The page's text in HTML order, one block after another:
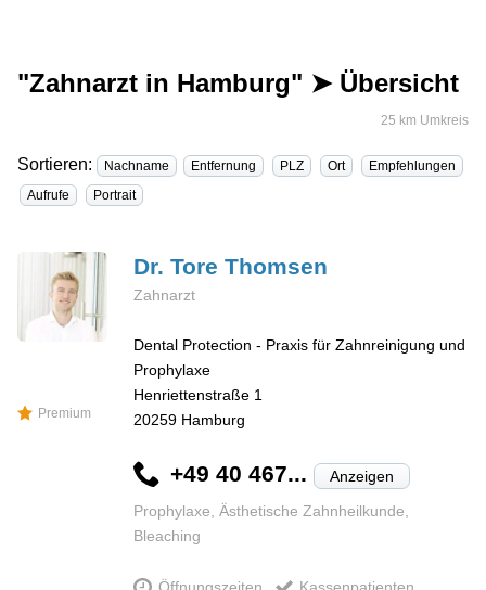
"Zahnarzt in Hamburg" ➤ Übersicht
25 km Umkreis
Sortieren: Nachname Entfernung PLZ Ort
Empfehlungen
Aufrufe
Portrait
Premium
Dr. ToreThomsen
Zahnarzt
Dental Protection - Praxis für Zahnreinigung und
Prophylaxe
Henriettenstraße 1
20259 Hamburg
+49 40 467... Anzeigen
Prophylaxe, Ästhetische Zahnheilkunde,
Bleaching